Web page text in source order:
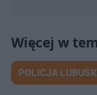
POLICJA